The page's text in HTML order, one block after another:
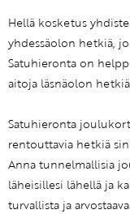
Hellä kosketus
yhdessäolon hetkiä,
Satuhieronta on
aitoja läsnäolon
Satuhieronta
rentouttavia hetkiä
Anna tunnelmallisia
läheisillesi lähellä ja
turvallista ja